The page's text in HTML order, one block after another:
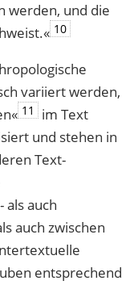
werden, und die
10
variiert werden,
11
im Text
und stehen in
Text­
als auch
auch zwischen
entsprechend